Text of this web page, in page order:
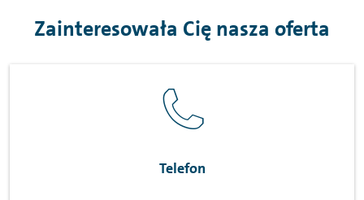
Zainteresowała Cię nasza oferta
Telefon